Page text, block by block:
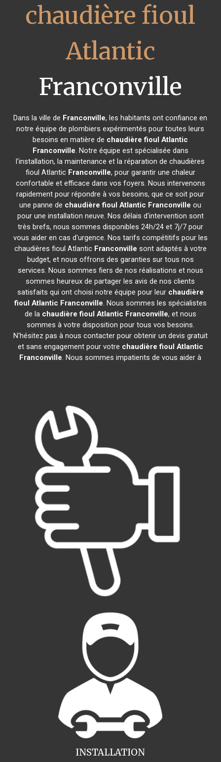
chaudière fioul
Atlantic
Franconville
Dans la ville de Franconville, les habitants ont confiance en
notre équipe de plombiers expérimentés pour toutes leurs
besoins en matière de chaudière fioul Atlantic
Franconville. Notre équipe est spécialisée dans
l'installation, la maintenance et la réparation de chaudières
fioul Atlantic Franconville, pour garantir une chaleur
confortable et efficace dans vos foyers. Nous intervenons
rapidement pour répondre à vos besoins, que ce soit pour
une panne de chaudière fioul Atlantic Franconville ou
pour une installation neuve. Nos délais d'intervention sont
très brefs, nous sommes disponibles 24h/24 et 7j/7 pour
vous aider en cas d'urgence. Nos tarifs compétitifs pour les
chaudières fioul Atlantic Franconville sont adaptés à votre
budget, et nous offrons des garanties sur tous nos
services. Nous sommes fiers de nos réalisations et nous
sommes heureux de partager les avis de nos clients
satisfaits qui ont choisi notre équipe pour leur chaudière
fioul Atlantic Franconville. Nous sommes les spécialistes
de la chaudière fioul Atlantic Franconville, et nous
sommes à votre disposition pour tous vos besoins.
N'hésitez pas à nous contacter pour obtenir un devis gratuit
et sans engagement pour votre chaudière fioul Atlantic
Franconville. Nous sommes impatients de vous aider à
INSTALLATION